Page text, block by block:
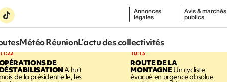
Annonces
légales
Avis & marchés
publics
Météo RéunionL’actu des collectivités
DE
A huit
mois de la présidentielle, les
10:13
ROUTE DE LA
MONTAGNEUn cycliste
évacué en urgence absolue